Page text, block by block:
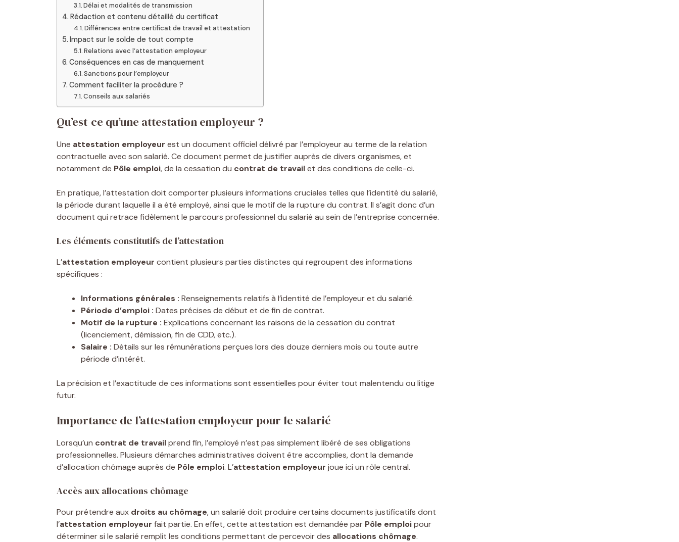
Délai et modalités de transmission
Rédaction et contenu détaillé du certificat
Différences entre certificat de travail et attestation
Impact sur le solde de tout compte
Relations avec l’attestation employeur
Conséquences en cas de manquement
Sanctions pour l’employeur
Comment faciliter la procédure ?
Conseils aux salariés
Qu’est-ce qu’une attestation employeur ?
Une attestation employeur est un document officiel délivré par l’employeur au terme de la relation
contractuelle avec son salarié. Ce document permet de justifier auprès de divers organismes, et
notamment de Pôle emploi, de la cessation du contrat de travailet des conditions de celle-ci.
En pratique, l’attestation doit comporter plusieurs informations cruciales telles que l’identité du salarié,
la période durant laquelle il a été employé, ainsi que le motif de la rupture du contrat. Il s’agit donc d’un
document qui retrace fidèlement le parcours professionnel du salarié au sein de l’entreprise concernée.
Les éléments constitutifs de l’attestation
L’attestation employeur contient plusieurs parties distinctes qui regroupent des informations
spécifiques :
Informations générales : Renseignements relatifs à l’identité de l’employeur et du salarié.
Période d’emploi : Dates précises de début et de fin de contrat.
Motif de la rupture : Explications concernant les raisons de la cessation du contrat
(licenciement, démission, fin de CDD, etc.).
Salaire : Détails sur les rémunérations perçues lors des douze derniers mois ou toute autre
période d’intérêt.
La précision et l’exactitude de ces informations sont essentielles pour éviter tout malentendu ou litige
futur.
Importance de l’attestation employeur pour le salarié
Lorsqu’un contrat de travailprend fin, l’employé n’est pas simplement libéré de ses obligations
professionnelles. Plusieurs démarches administratives doivent être accomplies, dont la demande
d’allocation chômage auprès de Pôle emploi. L’attestation employeur joue ici un rôle central.
Accès aux allocations chômage
Pour prétendre aux droits au chômage, un salarié doit produire certains documents justificatifs dont
l’attestation employeur fait partie. En effet, cette attestation est demandée par Pôle emploipour
déterminer si le salarié remplit les conditions permettant de percevoir des allocations chômage.